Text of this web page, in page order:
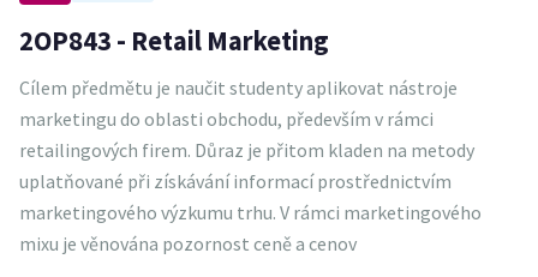
2OP843 - Retail Marketing
Cílem předmětu je naučit studenty aplikovat nástroje
marketingu do oblasti obchodu, především v rámci
retailingových firem. Důraz je přitom kladen na metody
uplatňované při získávání informací prostřednictvím
marketingového výzkumu trhu. V rámci marketingového
mixu je věnována pozornost ceně a cenov